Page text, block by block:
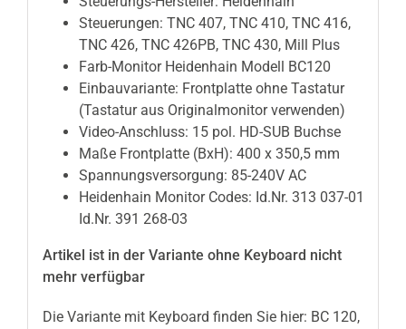
Steuerungen: TNC 407, TNC 410, TNC 416,
TNC 426, TNC 426PB, TNC 430, Mill Plus
Farb-Monitor Heidenhain Modell BC120
Einbauvariante: Frontplatte ohne Tastatur
(Tastatur aus Originalmonitor verwenden)
Video-Anschluss: 15 pol. HD-SUB Buchse
Maße Frontplatte (BxH): 400 x 350,5 mm
Spannungsversorgung: 85-240V AC
Heidenhain Monitor Codes: Id.Nr. 313 037-01
Id.Nr. 391 268-03
Artikel ist in der Variante ohne Keyboard nicht
mehr verfügbar
Die Variante mit Keyboard finden Sie hier: BC 120,